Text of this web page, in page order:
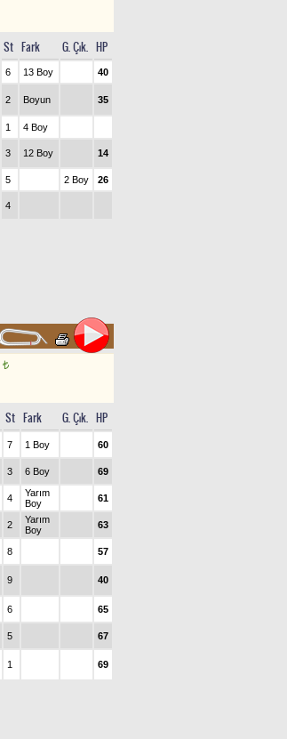
St Fark G. Çık. HP
6 13 Boy 40
2 Boyun 35
1 4 Boy
3 12 Boy 14
5 2 Boy 26
4
t
St Fark G. Çık. HP
7 1 Boy 60
3 6 Boy 69
4
Yarım
Boy
61
2
Yarım
Boy
63
8 57
9 40
6 65
5 67
1 69